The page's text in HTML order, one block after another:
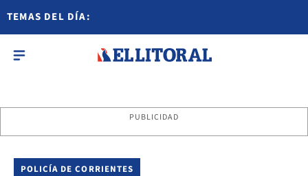
TEMAS DEL DÍA:
PUBLICIDAD
POLICÍA DE CORRIENTES